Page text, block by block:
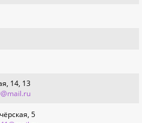
14, 13
5